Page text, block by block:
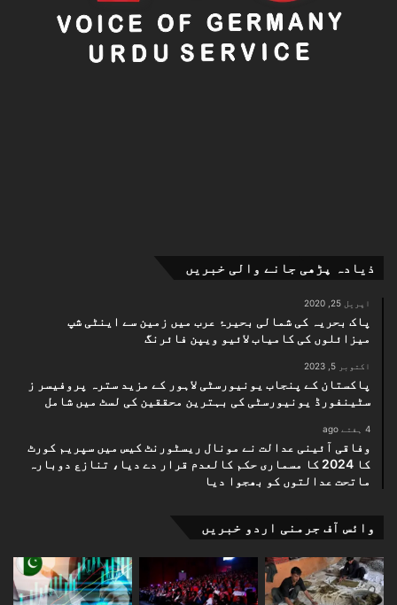
معمول کے مطابق اپنی برآمدات دوبارہ شروع کر سکے۔
ذیادہ پڑھی جانے والی خبریں
اپریل 25, 2020
پاک بحریہ کی شمالی بحیرۂ عرب میں زمین سے اینٹی شپ
میزائلوں کی کامیاب لائیو ویپن فائرنگ
اکتوبر 5, 2023
پاکستان کے پنجاب یونیورسٹی لاہور کے مزید سترہ پروفیسر ز
سٹینفورڈ یونیورسٹی کی بہترین محققین کی لسٹ میں شامل
4 ہفتے ago
وفاقی آئینی عدالت نے مونال ریسٹورنٹ کیس میں سپریم کورٹ
کا 2024 کا مسماری حکم کالعدم قرار دے دیا، تنازع دوبارہ
ماتحت عدالتوں کو بھجوا دیا
وائس آف جرمنی اردو خبریں